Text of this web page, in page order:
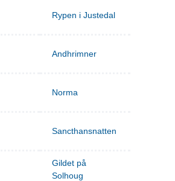
Rypen i Justedal
Andhrimner
Norma
Sancthansnatten
Gildet på
Solhoug